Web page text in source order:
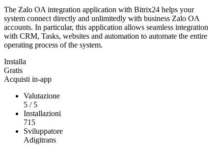
The Zalo OA integration application with Bitrix24 helps your
system connect directly and unlimitedly with business Zalo OA
accounts. In particular, this application allows seamless integration
with CRM, Tasks, websites and automation to automate the entire
operating process of the system.
Installa
Gratis
Acquisti in-app
Valutazione
5 / 5
Installazioni
715
Sviluppatore
Adigitrans